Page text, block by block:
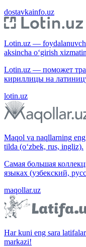
dostavkainfo.uz
Lotin.uz —
aksincha o‘girish
Lotin.uz — поможет
кириллицы на
lotin.uz
Maqol va naqllarning
tilda (o‘zbek, rus, ingliz).
Самая большая
языках (узбекский,
maqollar.uz
Har kuni eng sara
markazi!